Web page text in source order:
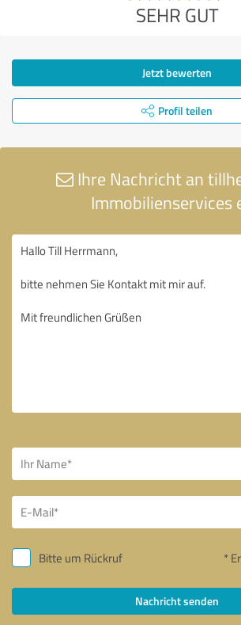
SEHR GUT
Jetzt bewerten
Profil teilen
Ihre Nachricht an
Immobilienservices
Bitte um Rückruf *
Nachricht senden